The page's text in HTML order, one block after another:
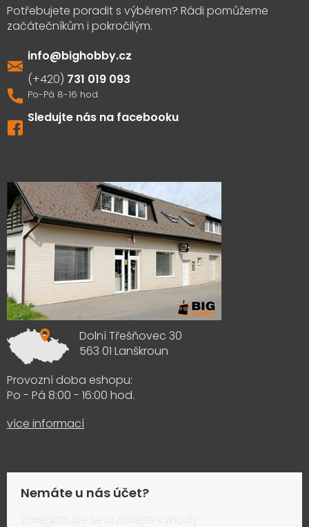
info@bighobby.cz
731 019 093
Sledujte nás na facebooku
Dolní Třešňovec 30
563 01 Lanškroun
Provozní doba eshopu:
Po - Pá 8:00 - 16:00 hod.
více informací
Nemáte u nás účet?